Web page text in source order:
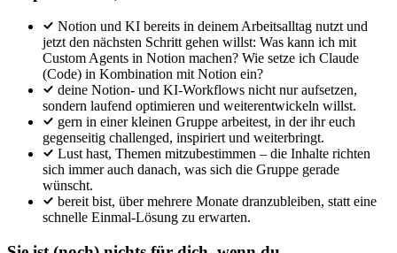
Notion und KI bereits in deinem Arbeitsalltag nutzt und
jetzt den nächsten Schritt gehen willst: Was kann ich mit
Custom Agents in Notion machen? Wie setze ich Claude
(Code) in Kombination mit Notion ein?
deine Notion- und KI-Workflows nicht nur aufsetzen,
sondern laufend optimieren und weiterentwickeln willst.
gern in einer kleinen Gruppe arbeitest, in der ihr euch
gegenseitig challenged, inspiriert und weiterbringt.
Lust hast, Themen mitzubestimmen – die Inhalte richten
sich immer auch danach, was sich die Gruppe gerade
wünscht.
bereit bist, über mehrere Monate dranzubleiben, statt eine
schnelle Einmal-Lösung zu erwarten.